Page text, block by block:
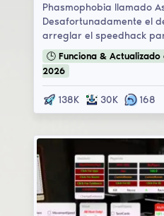
Phasmophobia llamado
Desafortunadamente el
arreglar el speedhack
🕒 Funciona & Actualizado
2026
138K 30K 168